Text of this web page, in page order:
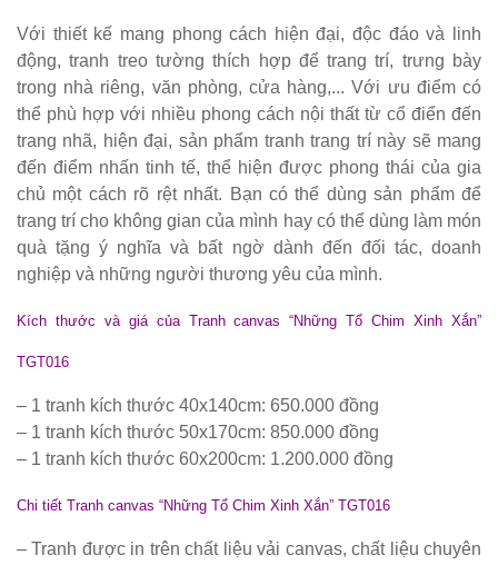
vintage tại
HCM - Bách
Hóa Bàn
Ghế
Bộ bàn ghế
nhựa cafe
tiếp khách
hiện đại
Kệ decor
trang trí
KM01 - Kệ
Với thiết kế mang phong cách hiện đại, độc đáo và linh
động, tranh treo tường thích hợp để trang trí, trưng bày
trong nhà riêng, văn phòng, cửa hàng,... Với ưu điểm có
thể phù hợp với nhiều phong cách nội thất từ cổ điển đến
trang nhã, hiện đại, sản phẩm tranh trang trí này sẽ mang
đến điểm nhấn tinh tế, thể hiện được phong thái của gia
chủ một cách rõ rệt nhất. Bạn có thể dùng sản phẩm để
trang trí cho không gian của mình hay có thể dùng làm món
quà tặng ý nghĩa và bất ngờ dành đến đối tác, doanh
nghiệp và những người thương yêu của mình.
Kích thước và giá của Tranh canvas “Những Tổ Chim Xinh Xắn”
TGT016
– 1 tranh kích thước 40x140cm: 650.000 đồng
– 1 tranh kích thước 50x170cm: 850.000 đồng
– 1 tranh kích thước 60x200cm: 1.200.000 đồng
Chi tiết Tranh canvas “Những Tổ Chim Xinh Xắn” TGT016
– Tranh được in trên chất liệu vải canvas, chất liệu chuyên